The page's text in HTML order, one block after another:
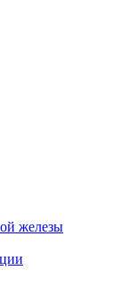
железы